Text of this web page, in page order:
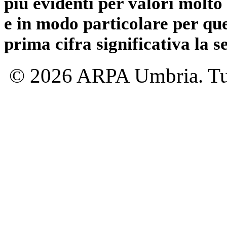
e in modo particolare per
prima cifra significativa la
© 2026 ARPA Umbria.